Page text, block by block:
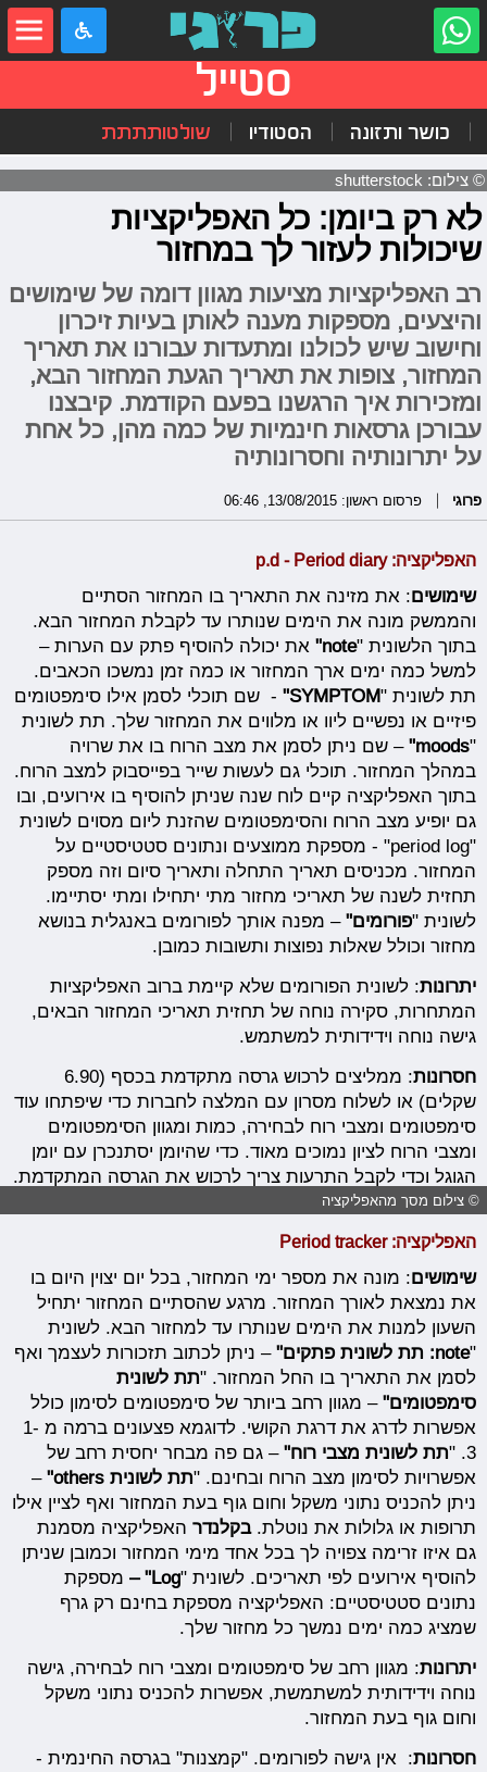
סטייל
כושר ותזונה הסטודיו שולטותתתת
© צילום: shutterstock
לא רק ביומן: כל האפליקציות
שיכולות לעזור לך במחזור
רב האפליקציות מציעות מגוון דומה של שימושים
והיצעים, מספקות מענה לאותן בעיות זיכרון
וחישוב שיש לכולנו ומתעדות עבורנו את תאריך
המחזור, צופות את תאריך הגעת המחזור הבא,
ומזכירות איך הרגשנו בפעם הקודמת. קיבצנו
עבורכן גרסאות חינמיות של כמה מהן, כל אחת
על יתרונותיה וחסרונותיה
פרוגי פרסום ראשון: 13/08/2015, 06:46
האפליקציה: p.d- Period diary
שימושים: את מזינה את התאריך בו המחזור הסתיים
והממשק מונה את הימים שנותרו עד לקבלת המחזור הבא.
בתוך הלשונית "note"
את יכולה להוסיף פתק עם הערות –
למשל כמה ימים ארך המחזור או כמה זמן נמשכו הכאבים.
תת לשונית "SYMPTOM"
- שם תוכלי לסמן אילו סימפטומים
פיזיים או נפשיים ליוו או מלווים את המחזור שלך. תת לשונית
"
moods" – שם ניתן לסמן את מצב הרוח בו את שרויה
במהלך המחזור. תוכלי גם לעשות שייר בפייסבוק למצב הרוח.
בתוך האפליקציה קיים לוח שנה שניתן להוסיף בו אירועים, ובו
גם יופיע מצב הרוח והסימפטומים שהזנת ליום מסוים לשונית
"period log" - מספקת ממוצעים ונתונים סטטיסטיים על
המחזור. מכניסים תאריך התחלה ותאריך סיום וזה מספק
תחזית לשנה של תאריכי מחזור מתי יתחילו ומתי יסתיימו.
לשונית "פורומים"– מפנה אותך לפורומים באנגלית בנושא
מחזור וכולל שאלות נפוצות ותשובות כמובן.
יתרונות: לשונית הפורומים שלא קיימת ברוב האפליקציות
המתחרות, סקירה נוחה של תחזית תאריכי המחזור הבאים,
גישה נוחה וידידותית למשתמש.
חסרונות
: ממליצים לרכוש גרסה מתקדמת בכסף (6.90
שקלים) או לשלוח מסרון עם המלצה לחברות כדי שיפתחו עוד
סימפטומים ומצבי רוח לבחירה, כמות ומגוון הסימפטומים
ומצבי הרוח לציון נמוכים מאוד. כדי שהיומן יסתנכרן עם יומן
הגוגל וכדי לקבל התרעות צריך לרכוש את הגרסה המתקדמת.
© צילום מסך מהאפליקציה
האפליקציה:Period tracker
שימושים: מונה את מספר ימי המחזור, בכל יום יצוין היום בו
את נמצאת לאורך המחזור. מרגע שהסתיים המחזור יתחיל
השעון למנות את הימים שנותרו עד למחזור הבא. לשונית
"
note: תת לשונית פתקים"– ניתן לכתוב תזכורות לעצמך ואף
לסמן את התאריך בו החל המחזור. "תת לשונית
סימפטומים"– מגוון רחב ביותר של סימפטומים לסימון כולל
אפשרות לדרג את דרגת הקושי. לדוגמא פצעונים ברמה מ 1-
3. "
תת לשונית מצבי רוח" – גם פה מבחר יחסית רחב של
אפשרויות לסימון מצב הרוח ובחינם. "תת לשוניתothers"
–
ניתן להכניס נתוני משקל וחום גוף בעת המחזור ואף לציין אילו
תרופות או גלולות את נוטלת.בקלנדר האפליקציה מסמנת
גם איזו זרימה צפויה לך בכל אחד מימי המחזור וכמובן שניתן
להוסיף אירועים לפי תאריכים. לשונית "Log"
– מספקת
נתונים סטטיסטיים: האפליקציה מספקת בחינם רק גרף
שמציג כמה ימים נמשך כל מחזור שלך.
יתרונות: מגוון רחב של סימפטומים ומצבי רוח לבחירה, גישה
נוחה וידידותית למשתמשת, אפשרות להכניס נתוני משקל
וחום גוף בעת המחזור.
חסרונות: אין גישה לפורומים. "קמצנות" בגרסה החינמית -